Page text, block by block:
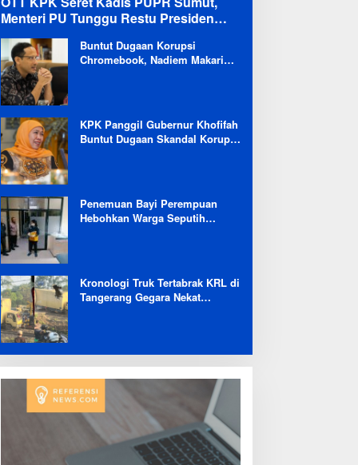
Menteri PU Tunggu Restu Presiden
Terkait Kemungkinan Evaluasi Besar
Buntut Dugaan Korupsi
Chromebook, Nadiem Makarim
KPK Panggil Gubernur Khofifah
Buntut Dugaan Skandal Korupsi
Penemuan Bayi Perempuan
Hebohkan Warga Seputih
Kronologi Truk Tertabrak KRL di
Tangerang Gegara Nekat